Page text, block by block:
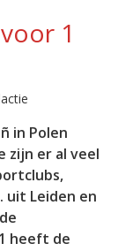
1
in Polen
zijn er al veel
uit Leiden en
heeft de